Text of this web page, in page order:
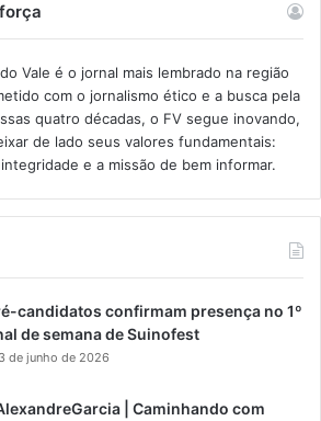
Vale é o jornal mais lembrado na região
com o jornalismo ético e a busca pela
quatro décadas, o FV segue inovando,
de lado seus valores fundamentais:
e a missão de bem informar.​
candidatos confirmam presença no 1º
de semana de Suinofest
3 de junho de 2026
| Caminhando com